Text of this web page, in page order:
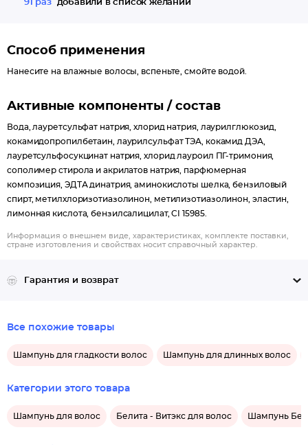
91 раз добавили в список желаний
Способ применения
Нанесите на влажные волосы, вспеньте, смойте водой.
Активные компоненты / состав
Вода, лауретсульфат натрия, хлорид натрия, лаурилглюкозид,
кокамидопропилбетаин, лаурилсульфат ТЭА, кокамид ДЭА,
лауретсульфосукцинат натрия, хлорид лауроил ПГ-тримония,
сополимер стирола и акрилатов натрия, парфюмерная
композиция, ЭДТА динатрия, аминокислоты шелка, бензиловый
спирт, метилхлоризотиазолинон, метилизотиазолинон, эластин,
лимонная кислота, бензилсалицилат, CI 15985.
Информация о внешнем виде, характеристиках, комплекте поставки,
стране изготовления и свойствах носит справочный характер.
Гарантия и возврат
Все похожие товары
Шампунь для гладкости волос Шампунь для длинных волос
Категории этого товара
Шампунь для волос Белита - Витэкс для волос Шампунь